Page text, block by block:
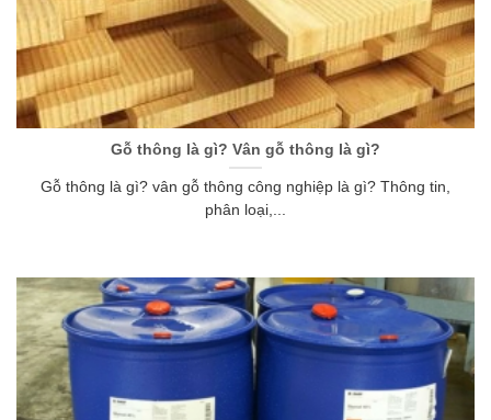
Gỗ thông là gì? Vân gỗ thông là gì?
Gỗ thông là gì? vân gỗ thông công nghiệp là gì? Thông tin,
phân loại,...